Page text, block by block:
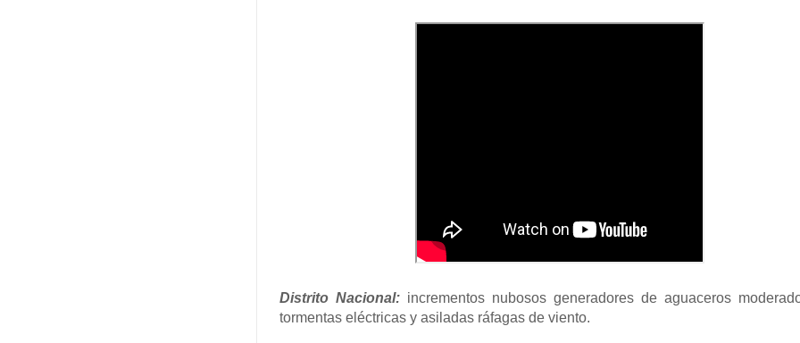
Distrito Nacional: incrementos nubosos generadores de aguaceros
tormentas eléctricas y asiladas ráfagas de viento.